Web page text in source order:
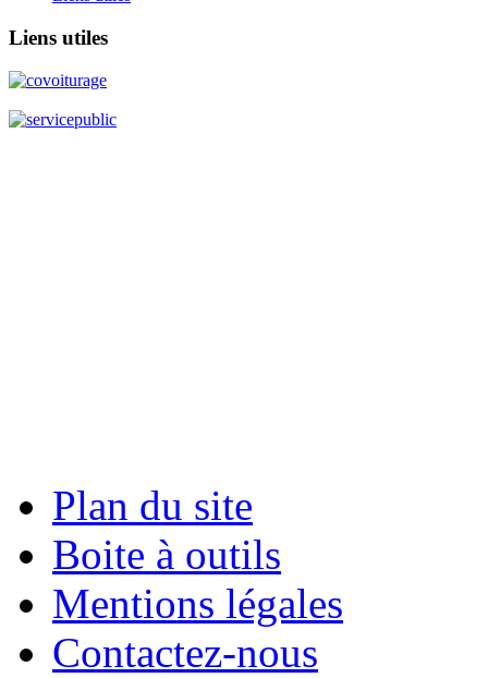
Liens utiles
Plan du site
Boite à outils
Mentions légales
Contactez-nous